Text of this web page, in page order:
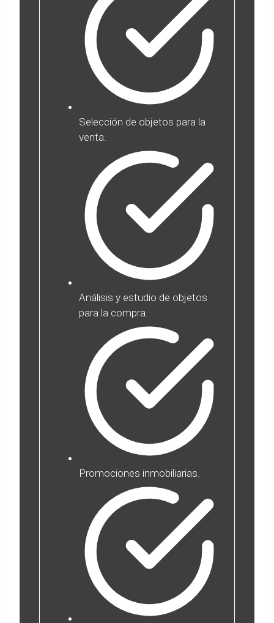
Selección de objetos para la
venta.
Análisis y estudio de objetos
para la compra.
Promociones inmobiliarias.